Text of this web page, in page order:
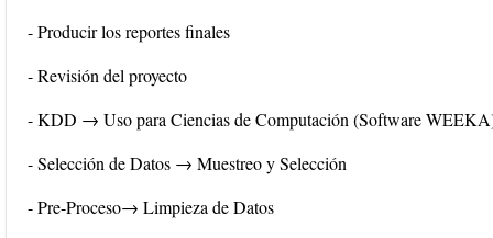
- Producir los reportes finales
- Revisión del proyecto
- KDD → Uso para Ciencias de Computación (Software
- Selección de Datos → Muestreo y Selección
- Pre-Proceso→ Limpieza de Datos